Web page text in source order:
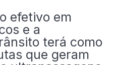
efetivo em
e a
terá como
que geram